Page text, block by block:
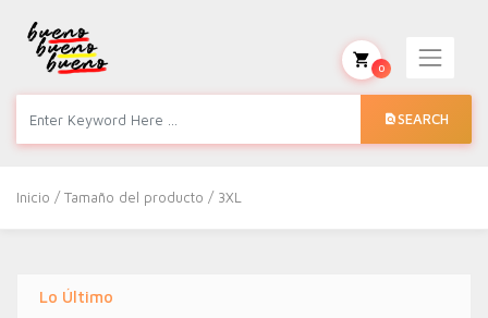
SEARCH
0
Inicio / Tamaño del producto / 3XL
Lo Último